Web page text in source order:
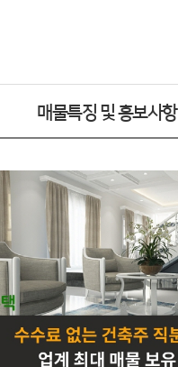
매물특징 및 홍보사항